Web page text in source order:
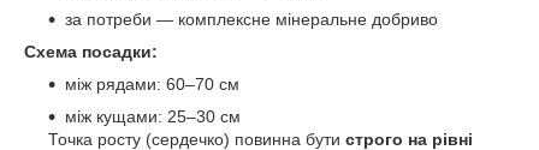
за потреби — комплексне мінеральне добриво
Схема посадки:
між рядами: 60–70 см
між кущами: 25–30 см
Точка росту (сердечко) повинна бути строго на рівні